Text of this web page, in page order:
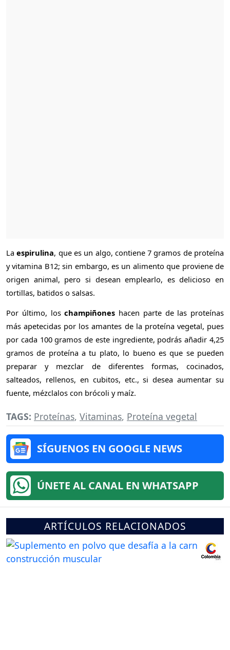
Laespirulina, que es un algo, contiene 7 gramos de proteína
y vitamina B12; sin embargo, es un alimento que proviene de
origen animal, pero si desean emplearlo, es delicioso en
tortillas, batidos o salsas.
Por último, loschampiñones hacen parte de las proteínas
más apetecidas por los amantes de la proteína vegetal, pues
por cada 100 gramos de este ingrediente, podrás añadir 4,25
gramos de proteína a tu plato, lo bueno es que se pueden
preparar y mezclar de diferentes formas, cocinados,
salteados, rellenos, en cubitos, etc., si desea aumentar su
fuente, mézclalos con brócoli y maíz.
TAGS: Proteínas, Vitaminas, Proteína vegetal
SÍGUENOS EN GOOGLE NEWS
ÚNETE AL CANAL EN WHATSAPP
ARTÍCULOS RELACIONADOS